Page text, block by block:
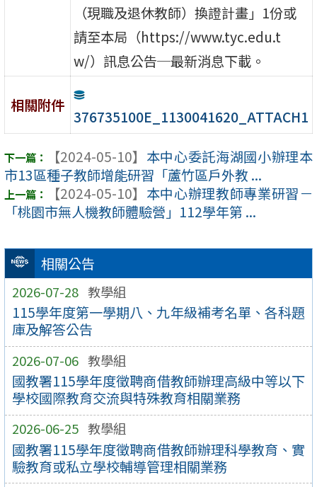
相關公告
2026-07-28 教學組
115學年度第一學期八、九年級補考名單、各科題
庫及解答公告
2026-07-06 教學組
國教署115學年度徵聘商借教師辦理高級中等以下
學校國際教育交流與特殊教育相關業務
2026-06-25 教學組
國教署115學年度徵聘商借教師辦理科學教育、實
驗教育或私立學校輔導管理相關業務
（現職及退休教師）換證計畫」1份或
請至本局（https://www.tyc.edu.t
w/）訊息公告─最新消息下載。
相關附件
376735100E_1130041620_ATTACH1
【2024-05-10】 本中心委託海湖國小辦理本
市13區種子教師增能研習「蘆竹區戶外教 ...
【2024-05-10】 本中心辦理教師專業研習－
「桃園市無人機教師體驗營」112學年第 ...